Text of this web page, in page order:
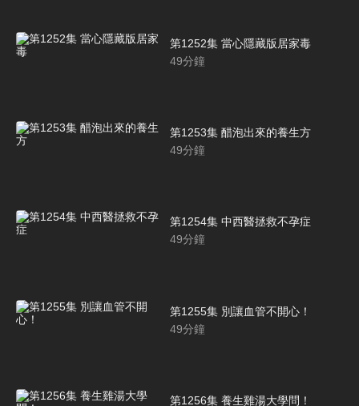
第1252集 當心隱藏版居家毒
49分鐘
第1253集 醋泡出來的養生方
49分鐘
第1254集 中西醫拯救不孕症
49分鐘
第1255集 別讓血管不開心！
49分鐘
第1256集 養生雞湯大學問！